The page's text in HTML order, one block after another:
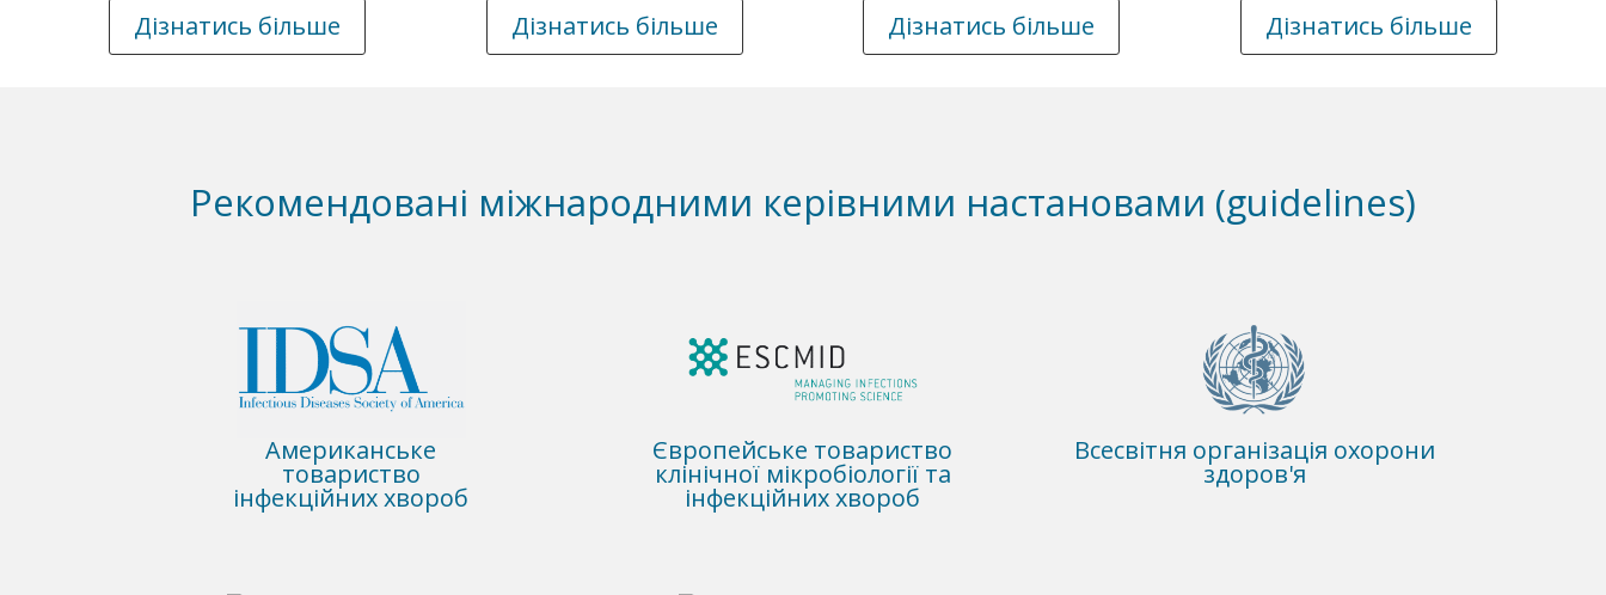
Дізнатись більше Дізнатись більше Дізнатись більше Дізнатись більше
Рекомендовані міжнародними керівними настановами (guidelines)
Американське
товариство
інфекційних хвороб
Європейське товариство
клінічної мікробіології та
інфекційних хвороб
Всесвітня організація охорони
здоров'я